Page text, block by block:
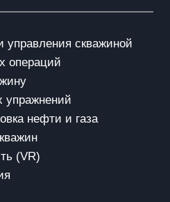
скважиной
операций
упражнений
нефти и газа
(VR)